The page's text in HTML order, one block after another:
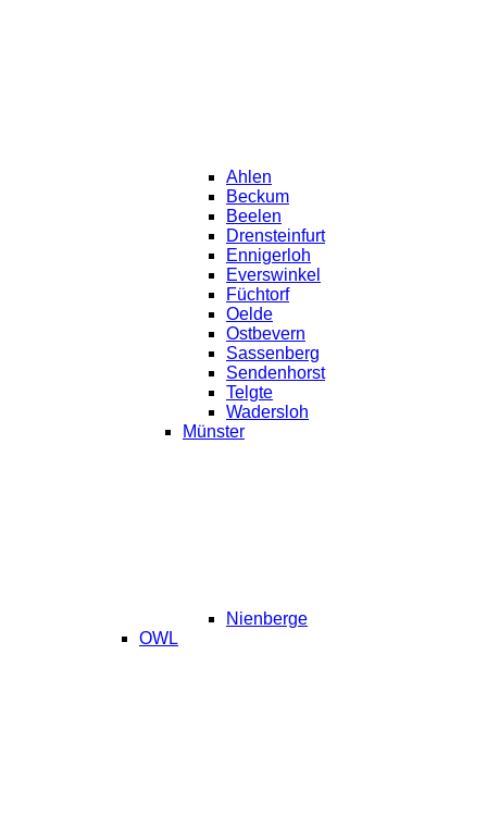
Ahlen
Beckum
Beelen
Drensteinfurt
Ennigerloh
Everswinkel
Füchtorf
Oelde
Ostbevern
Sassenberg
Sendenhorst
Telgte
Wadersloh
Münster
Nienberge
OWL